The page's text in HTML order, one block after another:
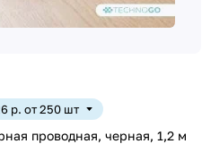
р. от 250 шт
проводная, черная, 1,2 м